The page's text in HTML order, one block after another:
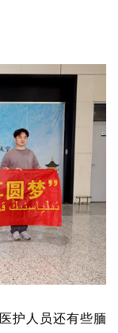
智慧交通
乡村振兴
县域经济
康养智库
护人员还有些腼